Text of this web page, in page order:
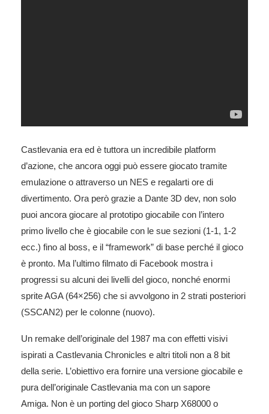
Castlevania era ed è tuttora un incredibile platform
d’azione, che ancora oggi può essere giocato tramite
emulazione o attraverso un NES e regalarti ore di
divertimento. Ora però grazie a Dante 3D dev, non solo
puoi ancora giocare al prototipo giocabile con l’intero
primo livello che è giocabile con le sue sezioni (1-1, 1-2
ecc.) fino al boss, e il “framework” di base perché il gioco
è pronto. Ma l’ultimo filmato di Facebook mostra i
progressi su alcuni dei livelli del gioco, nonché enormi
sprite AGA (64×256) che si avvolgono in 2 strati posteriori
(SSCAN2) per le colonne (nuovo).
Un remake dell’originale del 1987 ma con effetti visivi
ispirati a Castlevania Chronicles e altri titoli non a 8 bit
della serie. L’obiettivo era fornire una versione giocabile e
pura dell’originale Castlevania ma con un sapore
Amiga. Non è un porting del gioco Sharp X68000 o